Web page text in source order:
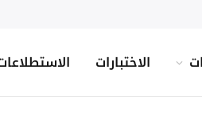
الاختبارات